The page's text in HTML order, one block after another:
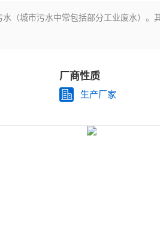
（城市污水中常包括部分工业废水）
厂商性质
生产厂家